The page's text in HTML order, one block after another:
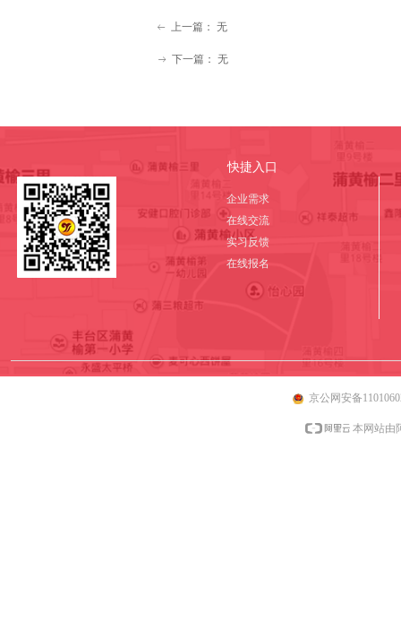
ꂃ 上一篇： 无
ꁹ 下一篇： 无
快捷入口
企业需求
在线交流
实习反馈
在线报名
京公网安备
本网站由